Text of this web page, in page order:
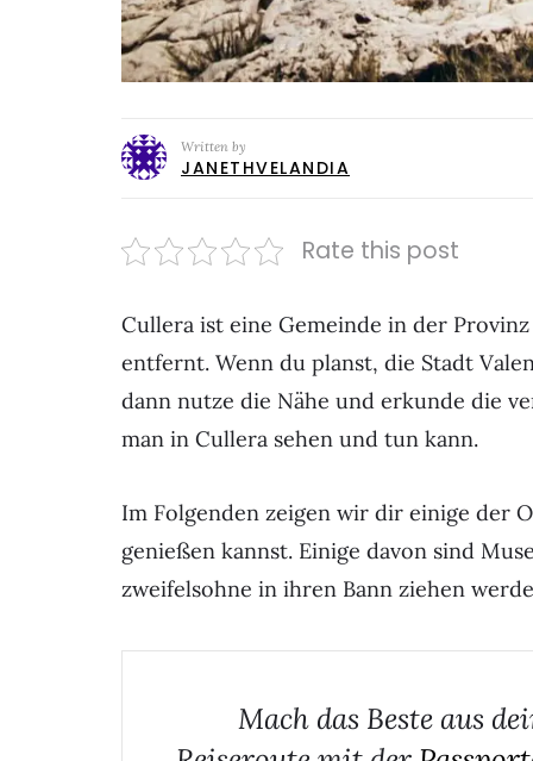
Written by
JANETHVELANDIA
Rate this post
Cullera ist eine Gemeinde in der
entfernt. Wenn du planst, die Stadt
dann nutze die Nähe und erkunde die
man in Cullera sehen und tun kann.
Im Folgenden zeigen wir dir einige der
genießen kannst. Einige davon sind
zweifelsohne in ihren Bann ziehen
Mach das Beste aus